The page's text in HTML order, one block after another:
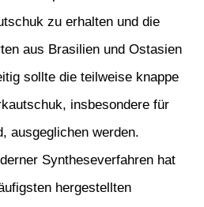
zu erhalten und die
aus Brasilien und Ostasien
sollte die teilweise knappe
insbesondere für
ausgeglichen werden.
Syntheseverfahren hat
hergestellten